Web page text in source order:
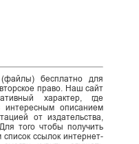
бесплатно для
право. Наш сайт
характер, где
интересным описанием
от издательства,
того чтобы получить
ссылок интернет-